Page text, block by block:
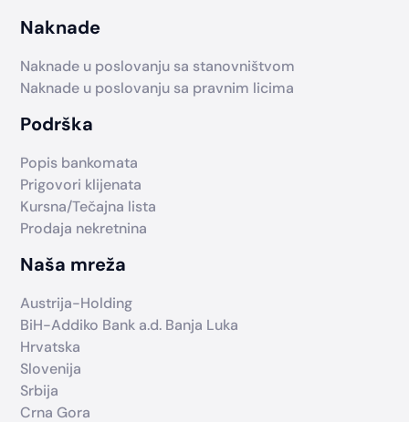
Naknade
Naknade u poslovanju sa stanovništvom
Naknade u poslovanju sa pravnim licima
Podrška
Popis bankomata
Prigovori klijenata
Kursna/Tečajna lista
Prodaja nekretnina
Naša mreža
Austrija-Holding
BiH-Addiko Bank a.d. Banja Luka
Hrvatska
Slovenija
Srbija
Crna Gora